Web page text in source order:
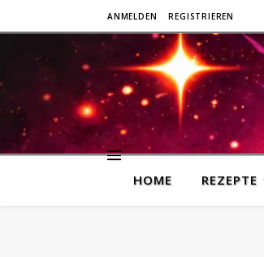
ANMELDEN REGISTRIEREN
HOME REZEPTE